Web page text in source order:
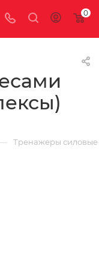
0
Тренажеры силовые